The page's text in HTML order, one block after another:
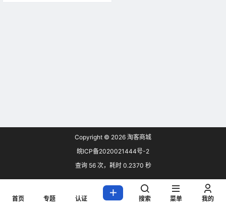
Copyright © 2026 淘客商城
皖ICP备2020021444号-2
查询 56 次，耗时 0.2370 秒
首页 专题 认证 搜索 菜单 我的